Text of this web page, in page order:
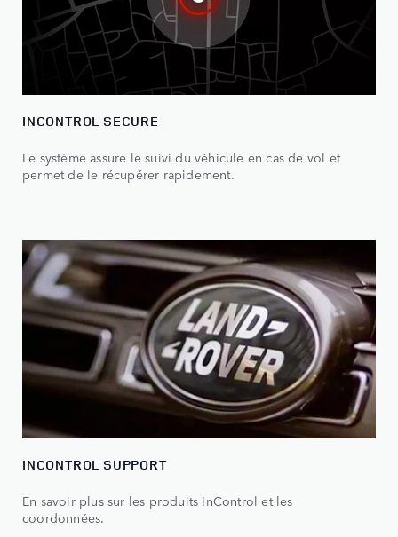
INCONTROL SECURE
Le système assure le suivi du véhicule en cas de vol et
permet de le récupérer rapidement.
INCONTROL SUPPORT
En savoir plus sur les produits InControl et les
coordonnées.